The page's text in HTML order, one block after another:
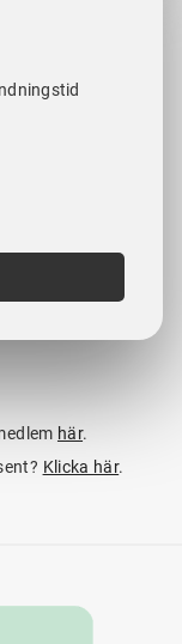
här.
Klicka här.